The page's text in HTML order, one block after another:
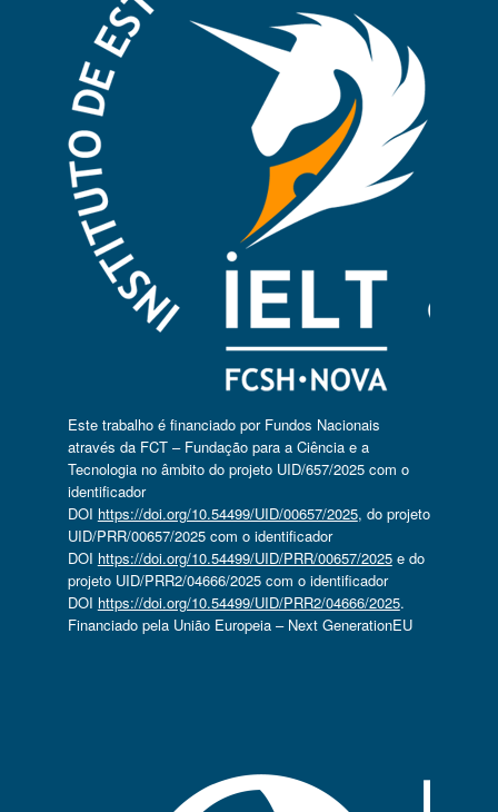
Este trabalho é financiado por Fundos Nacionais
através da FCT – Fundação para a Ciência e a
Tecnologia no âmbito do projeto UID/657/2025 com o
identificador
DOI https://doi.org/10.54499/UID/00657/2025, do projeto
UID/PRR/00657/2025 com o identificador
DOI https://doi.org/10.54499/UID/PRR/00657/2025e do
projeto UID/PRR2/04666/2025 com o identificador
DOI https://doi.org/10.54499/UID/PRR2/04666/2025.
Financiado pela União Europeia – Next GenerationEU